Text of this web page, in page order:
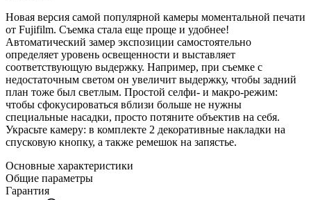
Новая версия самой популярной камеры моментальной печати
от Fujifilm. Съемка стала еще проще и удобнее!
Автоматический замер экспозиции самостоятельно
определяет уровень освещенности и выставляет
соответствующую выдержку. Например, при съемке с
недостаточным светом он увеличит выдержку, чтобы задний
план тоже был светлым. Простой селфи- и макро-режим:
чтобы сфокусироваться вблизи больше не нужны
специальные насадки, просто потяните объектив на себя.
Украсьте камеру: в комплекте 2 декоративные накладки на
спусковую кнопку, а также ремешок на запястье.
Основные характеристики
Общие параметры
Гарантия